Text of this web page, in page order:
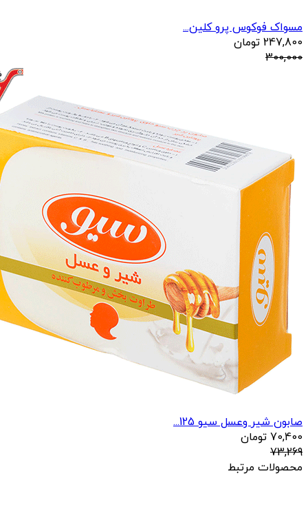
مسواک فوکوس پرو کلین...
247,800 تومان
300,000
صابون شیر وعسل سیو 125...
70,400 تومان
73,269
محصولات مرتبط